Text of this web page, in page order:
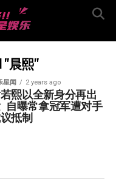
"晨熙"
星闻 2 years ago
熙以全新身分再出
自曝常拿冠军遭对手
抵制